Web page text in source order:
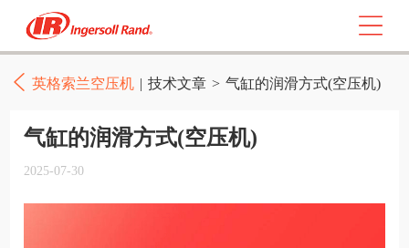
英格索兰空压机 | 技术文章 > 气缸的润滑方式(空压机)
气缸的润滑方式(空压机)
2025-07-30